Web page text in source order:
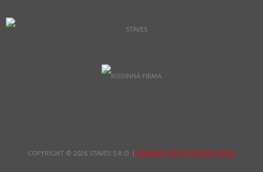
COPYRIGHT © 2026 STAVES S.R.O. ZOBRAZIT DESKTOPOVOU VERZI